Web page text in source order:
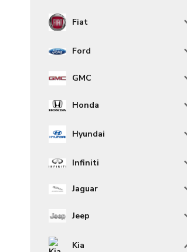
Fiat
Ford
GMC
Honda
Hyundai
Infiniti
Jaguar
Jeep
Kia